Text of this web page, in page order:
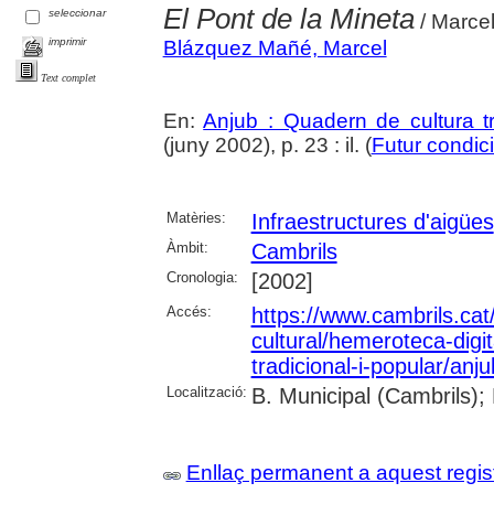
seleccionar
imprimir
Text complet
El Pont de la Mineta/
Blázquez Mañé, Marcel
En:Anjub : Quadern de cultura
(juny 2002), p. 23 : il. (Futur
Matèries: Infraestructures d'aigües
Àmbit: Cambrils
Cronologia: [2002]
Accés:
https://
cultural/hemeroteca-
tradicional-i-popular/
Localització: B. Municipal
Enllaç permanent a aquest